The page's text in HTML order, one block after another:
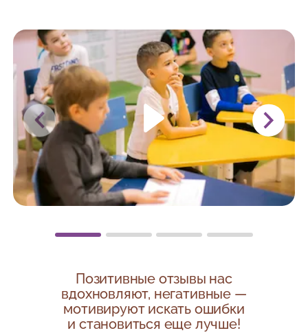
Позитивные отзывы нас
вдохновляют, негативные —
мотивируют искать ошибки
и становиться еще лучше!